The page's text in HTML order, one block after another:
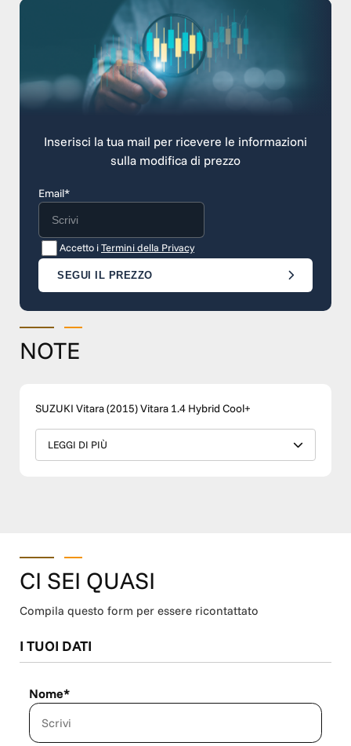
Inserisci la tua mail per ricevere le informazioni
sulla modifica di prezzo
Email*
Accetto iTermini della Privacy
SEGUI IL PREZZO
NOTE
SUZUKI Vitara (2015) Vitara 1.4 Hybrid Cool+
LEGGI DI PIÙ
CI SEI QUASI
Compila questo form per essere ricontattato
I TUOI DATI
Nome*